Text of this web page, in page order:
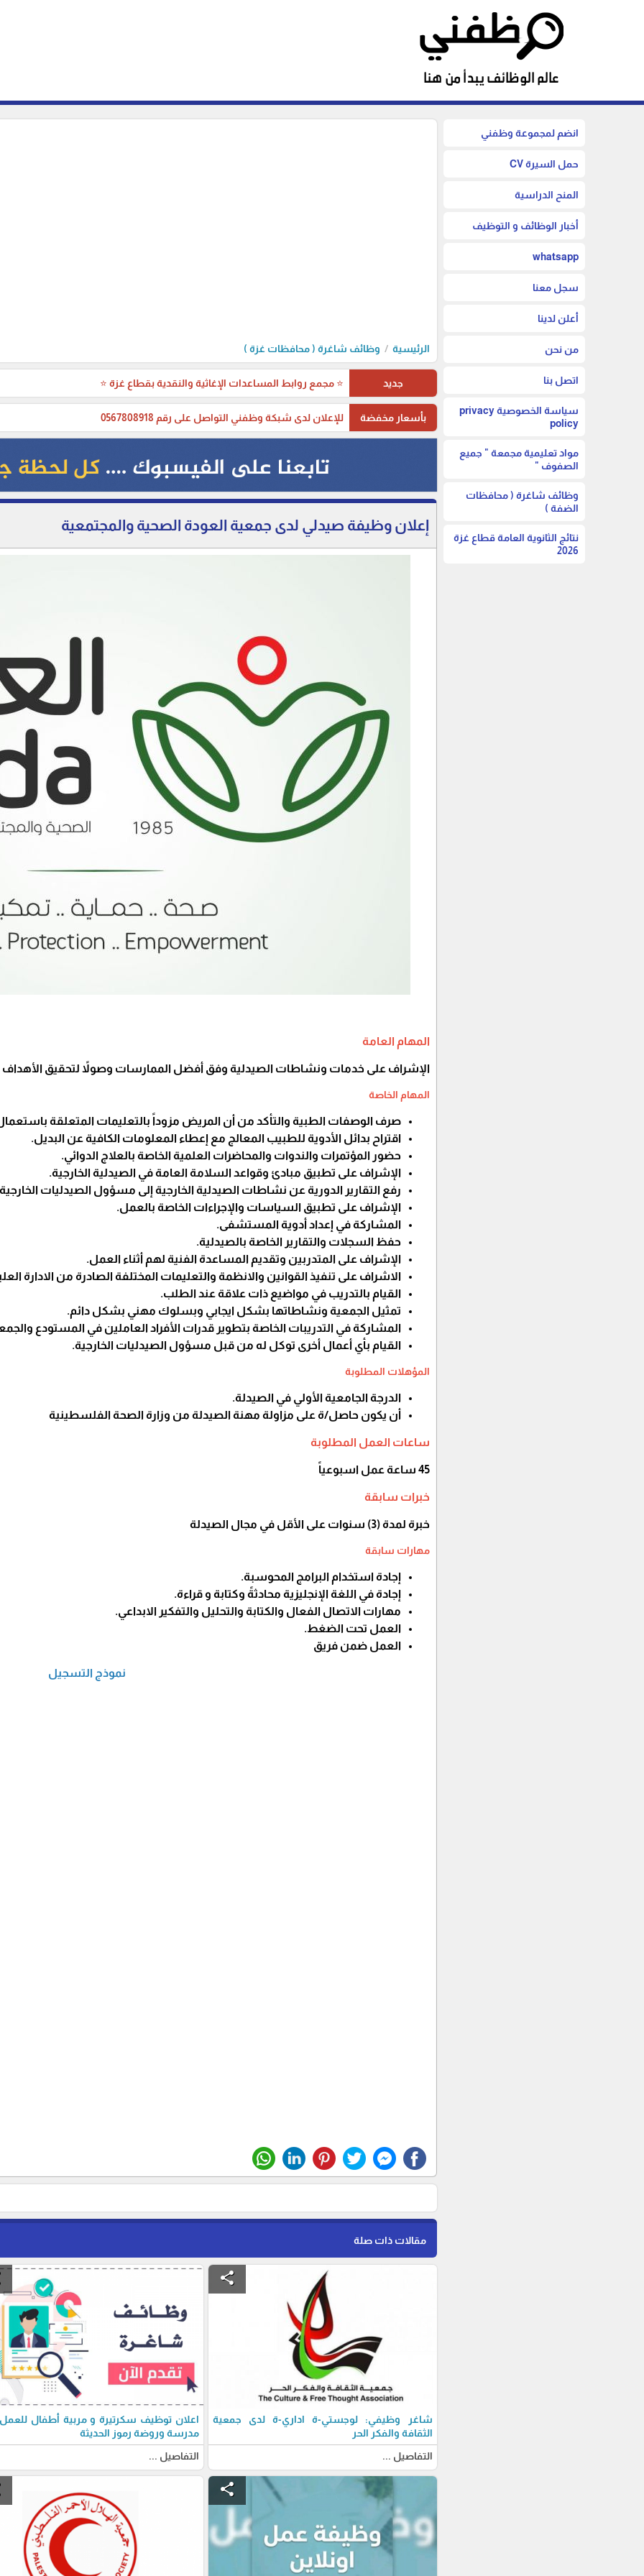
انضم لمجموعة وظفني
حمل السيرة CV
المنح الدراسية
أخبار الوظائف و التوظيف
whatsapp
سجل معنا
أعلن لدينا
من نحن
اتصل بنا
سياسة الخصوصية privacy
policy
مواد تعليمية مجمعة " جميع
الصفوف "
وظائف شاغرة ( محافظات
الضفة )
نتائج الثانوية العامة قطاع غزة
2026
الرئيسية وظائف شاغرة ( محافظات غزة )
جديد ⭐ مجمع روابط المساعدات الإغاثية والنقدية بقطاع غزة ⭐
بأسعار مخفضة للإعلان لدى شبكة وظفني التواصل على رقم 0567808918
إعلان وظيفة صيدلي لدى جمعية العودة الصحية والمجتمعية
المهام العامة
الإشراف على خدمات ونشاطات الصيدلية وفق أفضل الممارسات وصولاً لتحقيق الأهداف
المهام الخاصة
صرف الوصفات الطبية والتأكد من أن المريض مزوداً بالتعليمات المتعلقة
اقتراح بدائل الأدوية للطبيب المعالج مع إعطاء المعلومات الكافية عن البديل.
حضور المؤتمرات والندوات والمحاضرات العلمية الخاصة بالعلاج الدوائي.
الإشراف على تطبيق مبادئ وقواعد السلامة العامة في الصيدلية الخارجية.
رفع التقارير الدورية عن نشاطات الصيدلية الخارجية إلى مسؤول الصيدليات
الإشراف على تطبيق السياسات والإجراءات الخاصة بالعمل.
المشاركة في إعداد أدوية المستشفى.
حفظ السجلات والتقارير الخاصة بالصيدلية.
الإشراف على المتدربين وتقديم المساعدة الفنية لهم أثناء العمل.
الاشراف على تنفيذ القوانين والانظمة والتعليمات المختلفة الصادرة من الادارة
القيام بالتدريب في مواضيع ذات علاقة عند الطلب.
تمثيل الجمعية ونشاطاتها بشكل ايجابي وبسلوك مهني بشكل دائم.
المشاركة في التدريبات الخاصة بتطوير قدرات الأفراد العاملين في المستودع
القيام بأي أعمال أخرى توكل له من قبل مسؤول الصيدليات الخارجية.
المؤهلات المطلوبة
الدرجة الجامعية الأولي في الصيدلة.
أن يكون حاصل/ة على مزاولة مهنة الصيدلة من وزارة الصحة الفلسطينية
ساعات العمل المطلوبة
45 ساعة عمل اسبوعياً
خبرات سابقة
خبرة لمدة (3) سنوات على الأقل في مجال الصيدلة
مهارات سابقة
إجادة استخدام البرامج المحوسبة.
إجادة في اللغة الإنجليزية محادثةً وكتابة و قراءة.
مهارات الاتصال الفعال والكتابة والتحليل والتفكير الابداعي.
العمل تحت الضغط.
العمل ضمن فريق
نموذج التسجيل
مقالات ذات صلة
share
شاغر وظيفي: لوجستي-ة اداري-ة لدى جمعية
الثقافة والفكر الحر
التفاصيل ...
اعلان توظيف سكرتيرة و مربية أطفال
مدرسة وروضة رموز الحديثة
التفاصيل ...
share